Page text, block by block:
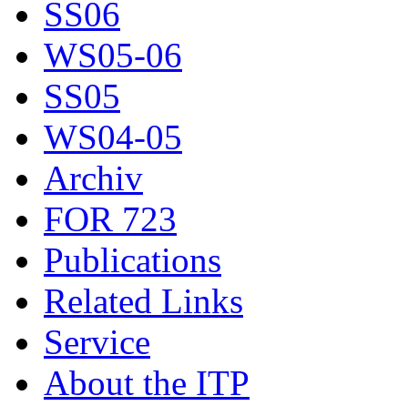
SS06
WS05-06
SS05
WS04-05
Archiv
FOR 723
Publications
Related Links
Service
About the ITP